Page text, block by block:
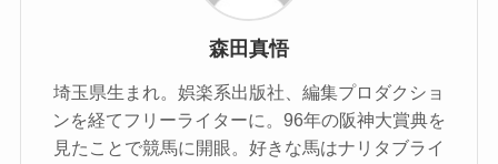
森田真悟
埼玉県生まれ。娯楽系出版社、編集プロダクショ
ンを経てフリーライターに。96年の阪神大賞典を
見たことで競馬に開眼。好きな馬はナリタブライ